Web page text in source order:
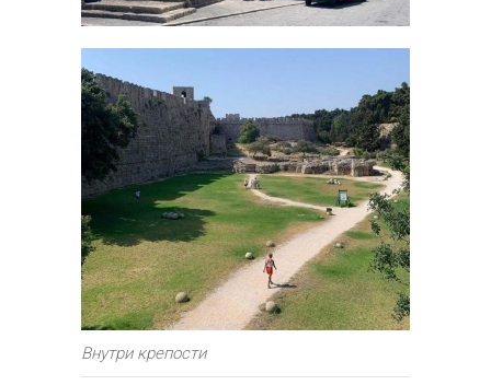
Внутри крепости